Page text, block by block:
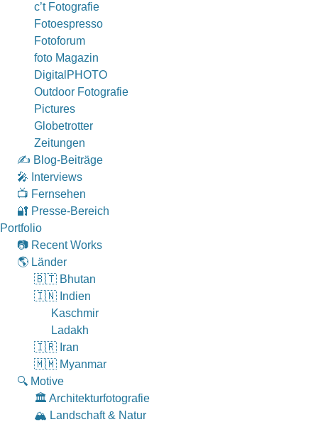
c’t Fotografie
Fotoespresso
Fotoforum
foto Magazin
DigitalPHOTO
Outdoor Fotografie
Pictures
Globetrotter
Zeitungen
✍️ Blog-Beiträge
🎤 Interviews
📺 Fernsehen
🔐 Presse-Bereich
Portfolio
📷 Recent Works
🌎 Länder
🇧🇹 Bhutan
🇮🇳 Indien
Kaschmir
Ladakh
🇮🇷 Iran
🇲🇲 Myanmar
🔍 Motive
🏛 Architekturfotografie
🏔 Landschaft & Natur